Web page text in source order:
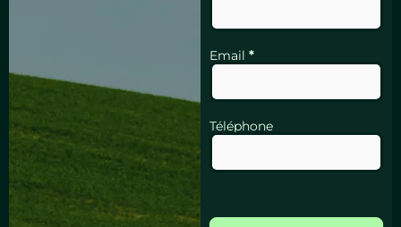
Email *
Téléphone